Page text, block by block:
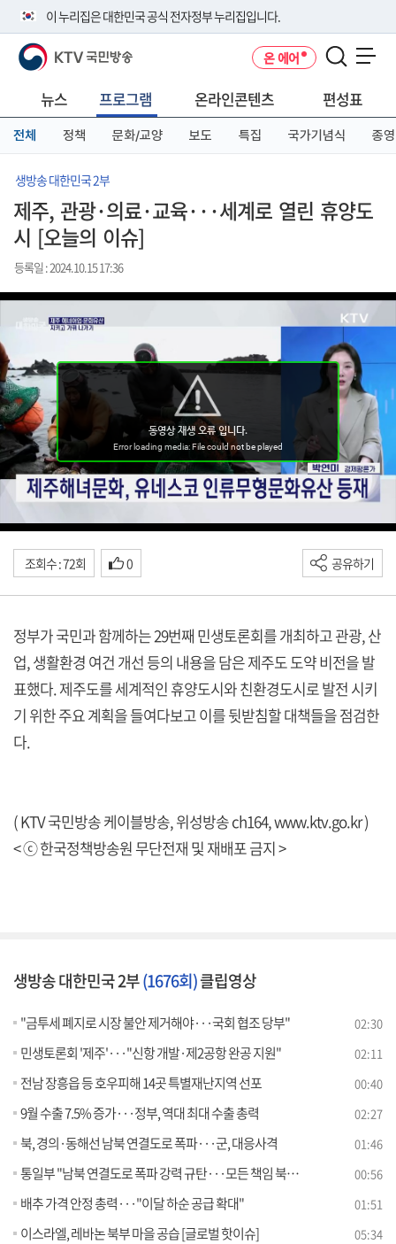
이 누리집은 대한민국 공식 전자정부 누리집입니다.
공식 누리집 주소 확인하기
니다.
이밖에 or.kr 또는 .kr등 다른 도메인 주소를 사용하고 있다면 아래 URL에
서 도메인 주소를 확인해 보세요
KTV 국민방송 온 에어
뉴스 프로그램 온라인콘텐츠 편성표
전체 정책 문화/교양 보도 특집 국가기념식 종영
생방송 대한민국 2부
제주, 관광·의료·교육···세계로 열린 휴양도
시 [오늘의 이슈]
등록일 : 2024.10.15 17:36
조회수 : 72회 0 공유하기
정부가 국민과 함께하는 29번째 민생토론회를 개최하고 관광, 산
업, 생활환경 여건 개선 등의 내용을 담은 제주도 도약 비전을 발
표했다. 제주도를 세계적인 휴양도시와 친환경도시로 발전 시키
기 위한 주요 계획을 들여다보고 이를 뒷받침할 대책들을 점검한
다.
( KTV 국민방송 케이블방송, 위성방송 ch164,www.ktv.go.kr)
< ⓒ 한국정책방송원 무단전재 및 재배포 금지 >
생방송 대한민국 2부(1676회)클립영상
"금투세 폐지로 시장 불안 제거해야···국회 협조 당부" 02:30
민생토론회 '제주'···"신항 개발·제2공항 완공 지원" 02:11
전남 장흥읍 등 호우피해 14곳 특별재난지역 선포 00:40
9월 수출 7.5% 증가···정부, 역대 최대 수출 총력 02:27
북, 경의·동해선 남북 연결도로 폭파···군, 대응사격 01:46
통일부 "남북 연결도로 폭파 강력 규탄···모든 책임 북한에" 00:56
배추 가격 안정 총력···"이달 하순 공급 확대" 01:51
이스라엘, 레바논 북부 마을 공습 [글로벌 핫이슈] 05:34